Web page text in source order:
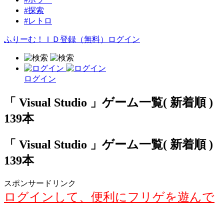
#探索
#レトロ
ふりーむ！ＩＤ登録（無料） ログイン
ログイン
「 Visual Studio 」ゲーム一覧( 新着順 )
139本
「 Visual Studio 」ゲーム一覧( 新着順 )
139本
スポンサードリンク
ログインして、便利にフリゲを遊んで